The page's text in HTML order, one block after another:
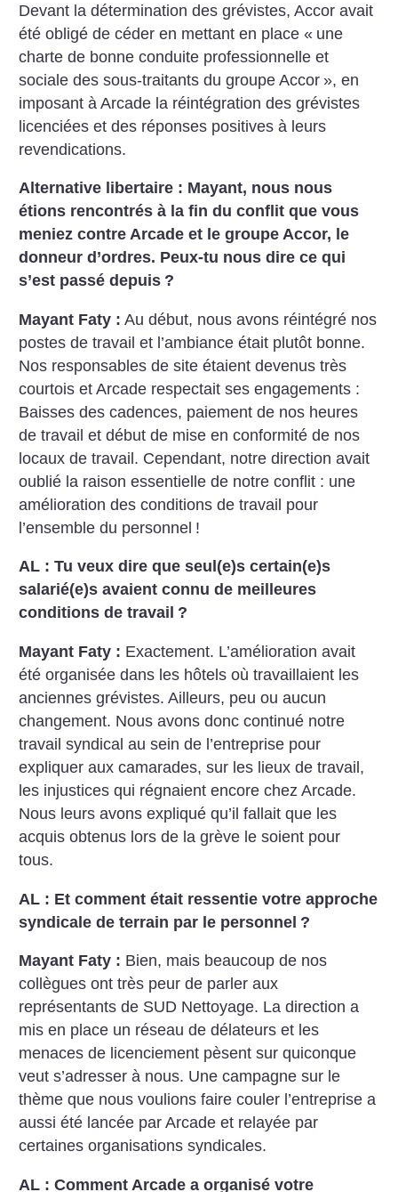
Devant la détermination des grévistes, Accor avait
été obligé de céder en mettant en place « une
charte de bonne conduite professionnelle et
sociale des sous-traitants du groupe Accor », en
imposant à Arcade la réintégration des grévistes
licenciées et des réponses positives à leurs
revendications.
Alternative libertaire : Mayant, nous nous
étions rencontrés à la fin du conflit que vous
meniez contre Arcade et le groupe Accor, le
donneur d’ordres. Peux-tu nous dire ce qui
s’est passé depuis ?
Mayant Faty : Au début, nous avons réintégré nos
postes de travail et l’ambiance était plutôt bonne.
Nos responsables de site étaient devenus très
courtois et Arcade respectait ses engagements :
Baisses des cadences, paiement de nos heures
de travail et début de mise en conformité de nos
locaux de travail. Cependant, notre direction avait
oublié la raison essentielle de notre conflit : une
amélioration des conditions de travail pour
l’ensemble du personnel !
AL : Tu veux dire que seul(e)s certain(e)s
salarié(e)s avaient connu de meilleures
conditions de travail ?
Mayant Faty : Exactement. L’amélioration avait
été organisée dans les hôtels où travaillaient les
anciennes grévistes. Ailleurs, peu ou aucun
changement. Nous avons donc continué notre
travail syndical au sein de l’entreprise pour
expliquer aux camarades, sur les lieux de travail,
les injustices qui régnaient encore chez Arcade.
Nous leurs avons expliqué qu’il fallait que les
acquis obtenus lors de la grève le soient pour
tous.
AL : Et comment était ressentie votre approche
syndicale de terrain par le personnel ?
Mayant Faty : Bien, mais beaucoup de nos
collègues ont très peur de parler aux
représentants de SUD Nettoyage. La direction a
mis en place un réseau de délateurs et les
menaces de licenciement pèsent sur quiconque
veut s’adresser à nous. Une campagne sur le
thème que nous voulions faire couler l’entreprise a
aussi été lancée par Arcade et relayée par
certaines organisations syndicales.
AL : Comment Arcade a organisé votre